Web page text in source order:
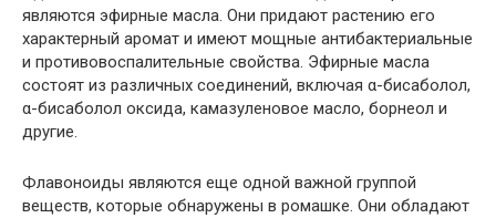
являются эфирные масла. Они придают растению его
характерный аромат и имеют мощные антибактериальные
и противовоспалительные свойства. Эфирные масла
состоят из различных соединений, включая α-бисаболол,
α-бисаболол оксида, камазуленовое масло, борнеол и
другие.
Флавоноиды являются еще одной важной группой
веществ, которые обнаружены в ромашке. Они обладают